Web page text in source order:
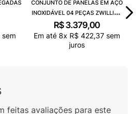
sem Em até8xR$ 422 ,37sem